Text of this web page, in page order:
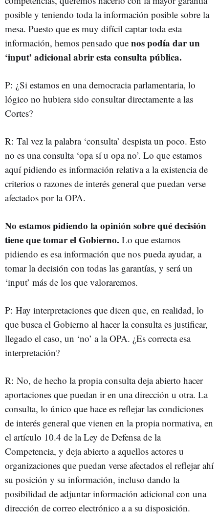
posible y teniendo toda la información posible sobre la
mesa. Puesto que es muy difícil captar toda esta
información, hemos pensado que nos podía dar un
‘input’ adicional abrir esta consulta pública.
P: ¿Si estamos en una democracia parlamentaria, lo
lógico no hubiera sido consultar directamente a las
Cortes?
R: Tal vez la palabra ‘consulta’ despista un poco. Esto
no es una consulta ‘opa sí u opa no’. Lo que estamos
aquí pidiendo es información relativa a la existencia de
criterios o razones de interés general que puedan verse
afectados por la OPA.
No estamos pidiendo la opinión sobre qué decisión
tiene que tomar el Gobierno. Lo que estamos
pidiendo es esa información que nos pueda ayudar, a
tomar la decisión con todas las garantías, y será un
‘input’ más de los que valoraremos.
P: Hay interpretaciones que dicen que, en realidad, lo
que busca el Gobierno al hacer la consulta es justificar,
llegado el caso, un ‘no’ a la OPA. ¿Es correcta esa
interpretación?
R: No, de hecho la propia consulta deja abierto hacer
aportaciones que puedan ir en una dirección u otra. La
consulta, lo único que hace es reflejar las condiciones
de interés general que vienen en la propia normativa, en
el artículo 10.4 de la Ley de Defensa de la
Competencia, y deja abierto a aquellos actores u
organizaciones que puedan verse afectados el reflejar ahí
su posición y su información, incluso dando la
posibilidad de adjuntar información adicional con una
dirección de correo electrónico a a su disposición.